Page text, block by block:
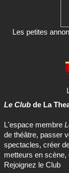
Les petites
Le Club de La
L'espace membre
de théâtre, passer
spectacles, créer
metteurs en scène,
Rejoignez le Club